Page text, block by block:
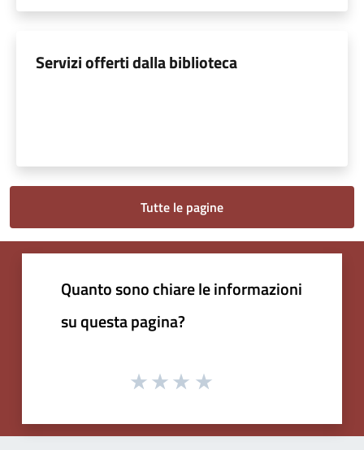
Servizi offerti dalla biblioteca
Tutte le pagine
Quanto sono chiare le informazioni
su questa pagina?